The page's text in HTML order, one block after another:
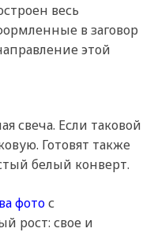
весь
в заговор
этой
свеча. Если таковой
Готовят также
белый конверт.
фотос
рост: свое и